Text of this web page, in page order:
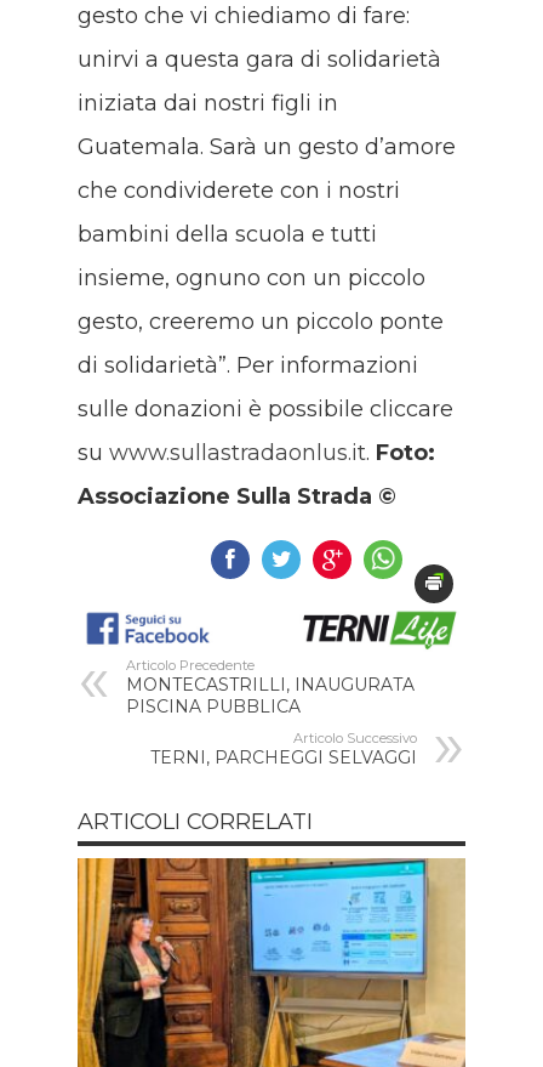
gesto che vi chiediamo di fare:
unirvi a questa gara di solidarietà
iniziata dai nostri figli in
Guatemala. Sarà un gesto d’amore
che condividerete con i nostri
bambini della scuola e tutti
insieme, ognuno con un piccolo
gesto, creeremo un piccolo ponte
di solidarietà”. Per informazioni
sulle donazioni è possibile cliccare
su www.sullastradaonlus.it. Foto:
Associazione Sulla Strada ©
Articolo Precedente
MONTECASTRILLI, INAUGURATA
PISCINA PUBBLICA
Articolo Successivo
TERNI, PARCHEGGI SELVAGGI
ARTICOLI CORRELATI